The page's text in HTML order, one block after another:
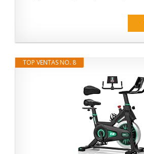
TOP VENTAS NO. 8